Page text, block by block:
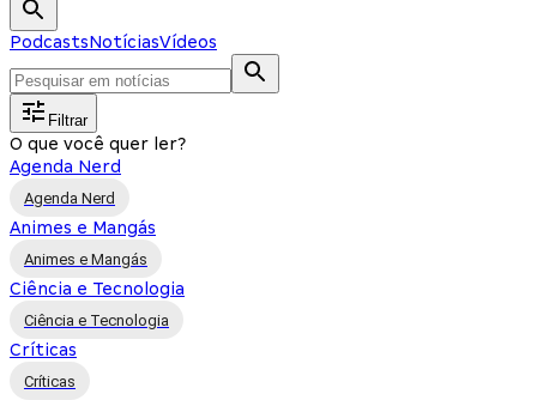
PodcastsNotíciasVídeos
Filtrar
O que você quer ler?
Agenda Nerd
Agenda Nerd
Animes e Mangás
Animes e Mangás
Ciência e Tecnologia
Ciência e Tecnologia
Críticas
Críticas